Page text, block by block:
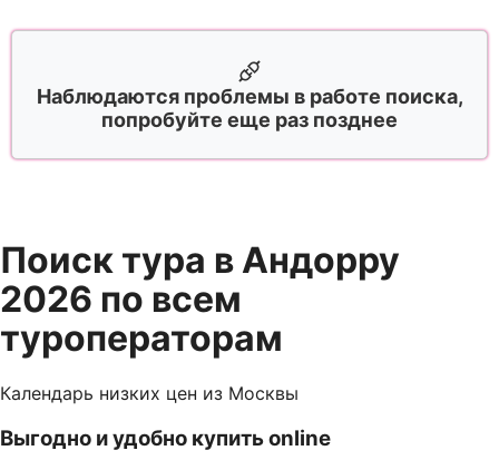
Наблюдаются проблемы в работе поиска,
попробуйте еще раз позднее
Поиск тура в Андорру
2026 по всем
туроператорам
Календарь низких цен из Москвы
Выгодно и удобно купить online